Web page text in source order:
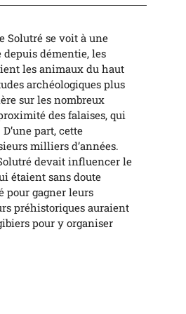
Solutré se voit à une
depuis démentie, les
les animaux du haut
archéologiques plus
sur les nombreux
des falaises, qui
part, cette
milliers d’années.
devait influencer le
étaient sans doute
pour gagner leurs
préhistoriques auraient
pour y organiser